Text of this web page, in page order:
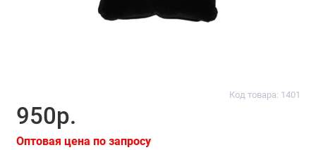
Код товара: 1401
950р.
Оптовая цена по запросу